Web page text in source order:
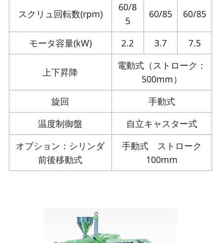
スクリュ回転数(rpm)
60/8
5
60/85 60/85
モータ容量(kW) 2.2 3.7 7.5
上下昇降
電動式（ストローク：
500mm）
旋回
手動式
温度制御盤
自立キャスター式
オプション：シリンダ
前後移動式
手動式 ストローク
100mm